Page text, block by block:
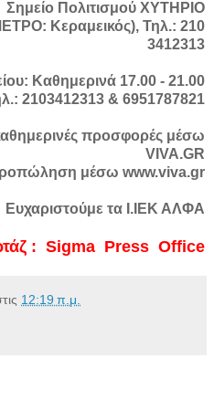
Σημείο Πολιτισμού ΧΥΤΗΡΙΟ
Κεραμεικός), Τηλ.: 210
3412313
Καθημερινά 17.00 - 21.00
2103412313 & 6951787821
προσφορές μέσω
VIVA.GR
μέσω www.viva.gr
Ευχαριστούμε τα Ι.ΙΕΚ ΑΛΦΑ
: Sigma Press Office
12:19 π.μ.